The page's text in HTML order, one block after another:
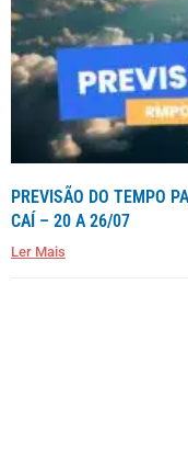
PREVISÃO DO TEMPO
CAÍ – 20 A 26/07
Ler Mais